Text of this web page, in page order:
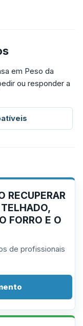
em Peso da
ou responder a
FORRO E O
de profissionais